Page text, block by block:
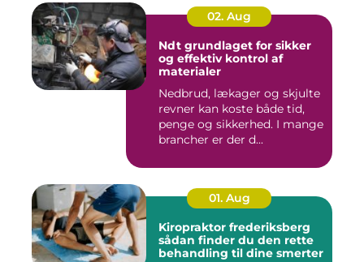
02. Aug
Ndt grundlaget for sikker
og effektiv kontrol af
materialer
Nedbrud, lækager og skjulte
revner kan koste både tid,
penge og sikkerhed. I mange
brancher er der d...
01. Aug
Kiropraktor frederiksberg
sådan finder du den rette
behandling til dine smerter